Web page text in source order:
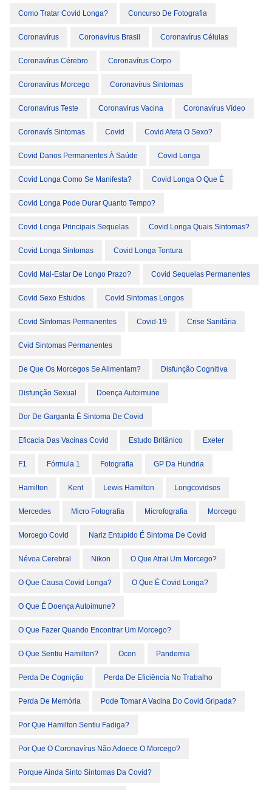
Como Tratar Covid Longa? Concurso De Fotografia
Coronavírus Coronavírus Brasil Coronavírus Células
Coronavírus Cérebro Coronavírus Corpo
Coronavírus Morcego Coronavírus Sintomas
Coronavírus Teste Coronavirus Vacina Coronavírus Vídeo
Coronavís Sintomas Covid Covid Afeta O Sexo?
Covid Danos Permanentes À Saúde Covid Longa
Covid Longa Como Se Manifesta? Covid Longa O Que É
Covid Longa Pode Durar Quanto Tempo?
Covid Longa Principais Sequelas Covid Longa Quais Sintomas?
Covid Longa Sintomas Covid Longa Tontura
Covid Mal-Estar De Longo Prazo? Covid Sequelas Permanentes
Covid Sexo Estudos Covid Sintomas Longos
Covid Sintomas Permanentes Covid-19 Crise Sanitária
Cvid Sintomas Permanentes
De Que Os Morcegos Se Alimentam? Disfunção Cognitiva
Disfunção Sexual Doença Autoimune
Dor De Garganta É Sintoma De Covid
Eficacia Das Vacinas Covid Estudo Britânico Exeter
F1 Fórmula 1 Fotografia GP Da Hundria
Hamilton Kent Lewis Hamilton Longcovidsos
Mercedes Micro Fotografia Microfografia Morcego
Morcego Covid Nariz Entupido É Sintoma De Covid
Névoa Cerebral Nikon O Que Atrai Um Morcego?
O Que Causa Covid Longa? O Que É Covid Longa?
O Que É Doença Autoimune?
O Que Fazer Quando Encontrar Um Morcego?
O Que Sentiu Hamilton? Ocon Pandemia
Perda De Cognição Perda De Eficiência No Trabalho
Perda De Memória Pode Tomar A Vacina Do Covid Gripada?
Por Que Hamilton Sentiu Fadiga?
Por Que O Coronavírus Não Adoece O Morcego?
Porque Ainda Sinto Sintomas Da Covid?